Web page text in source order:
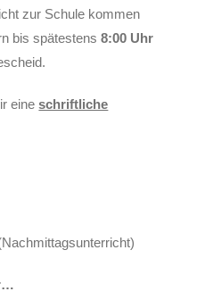
zur Schule kommen
bis spätestens8:00 Uhr
eineschriftliche